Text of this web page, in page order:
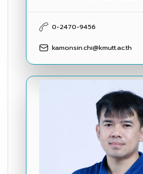
0-2470-9456
kamonsin.chi@kmutt.ac.th